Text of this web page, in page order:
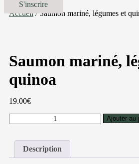
S'inscrire
Accueil/ Saumon mariné, légumes et
Saumon mariné,
quinoa
19.00€
de
mariné,
légumes
Ajouter au
Description